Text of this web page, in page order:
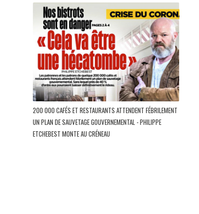
200 000 CAFÉS ET RESTAURANTS ATTENDENT FÉBRILEMENT
UN PLAN DE SAUVETAGE GOUVERNEMENTAL - PHILIPPE
ETCHEBEST MONTE AU CRÉNEAU